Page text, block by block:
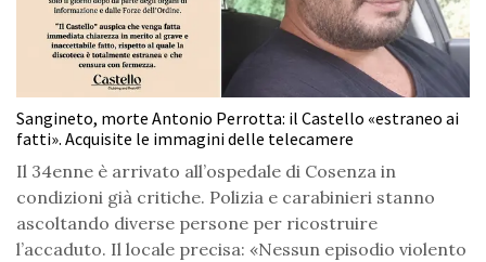
Sangineto, morte Antonio Perrotta: il Castello «estraneo ai
fatti». Acquisite le immagini delle telecamere
Il 34enne è arrivato all’ospedale di Cosenza in
condizioni già critiche. Polizia e carabinieri stanno
ascoltando diverse persone per ricostruire
l’accaduto. Il locale precisa: «Nessun episodio violento